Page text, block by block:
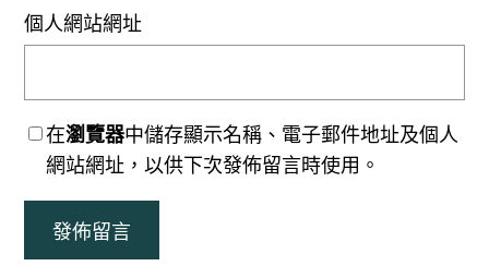
個人網站網址
在瀏覽器中儲存顯示名稱、電子郵件地址及個人
網站網址，以供下次發佈留言時使用。